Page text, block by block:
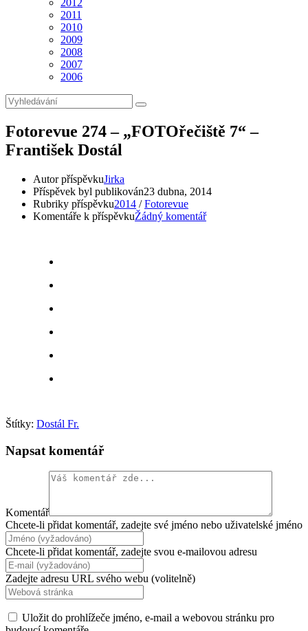
2012
2011
2010
2009
2008
2007
2006
Fotorevue 274 – „FOTOřečiště 7“ –
František Dostál
Autor příspěvkuJirka
Příspěvek byl publikován23 dubna, 2014
Rubriky příspěvku2014 / Fotorevue
Komentáře k příspěvkuŽádný komentář
Štítky: Dostál Fr.
Napsat komentář
Komentář
Chcete-li přidat komentář, zadejte své jméno nebo uživatelské jméno
Chcete-li přidat komentář, zadejte svou e-mailovou adresu
Zadejte adresu URL svého webu (volitelně)
Uložit do prohlížeče jméno, e-mail a webovou stránku pro